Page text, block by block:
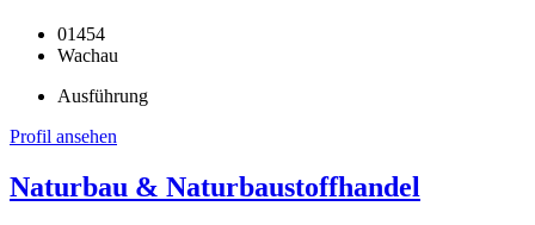
01454
Wachau
Ausführung
Profil ansehen
Naturbau & Naturbaustoffhandel